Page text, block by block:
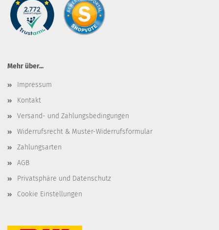
Mehr über...
Impressum
Kontakt
Versand- und Zahlungsbedingungen
Widerrufsrecht & Muster-Widerrufsformular
Zahlungsarten
AGB
Privatsphäre und Datenschutz
Cookie Einstellungen